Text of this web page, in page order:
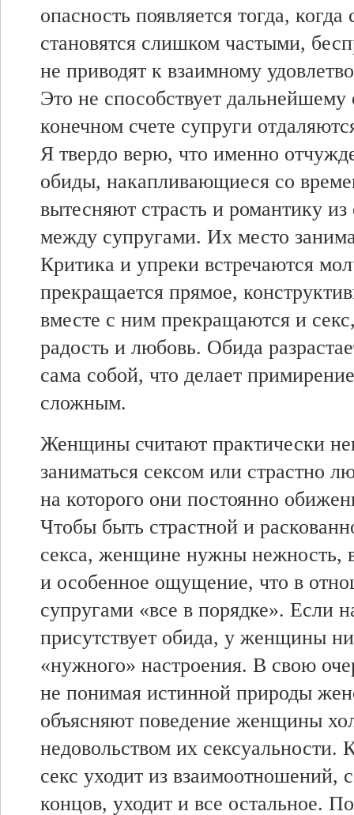
опасность появляется тогда, когда
становятся слишком частыми,
не приводят к взаимному
Это не способствует
конечном счете супруги
Я твердо верю, что именно
обиды, накапливающиеся со
вытесняют страсть и романтику из
между супругами. Их место
Критика и упреки встречаются
прекращается прямое,
вместе с ним прекращаются и
радость и любовь. Обида
сама собой, что делает
сложным.
Женщины считают практически
заниматься сексом или страстно
на которого они постоянно
Чтобы быть страстной и
секса, женщине нужны нежность,
и особенное ощущение, что в
супругами «все в порядке». Если
присутствует обида, у женщины
«нужного» настроения. В свою
не понимая истинной природы
объясняют поведение женщины
недовольством их сексуальности.
секс уходит из взаимоотношений,
концов, уходит и все остальное.